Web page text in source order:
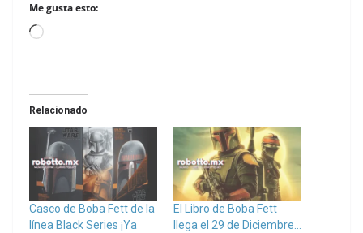
Me gusta esto:
Loading…
Relacionado
Casco de Boba Fett de la
línea Black Series ¡Ya
El Libro de Boba Fett
llega el 29 de Diciembre…